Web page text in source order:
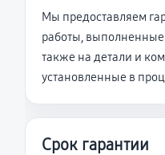
Мы предоставляем
работы, выполненные
также на детали и
установленные в
Срок гарантии